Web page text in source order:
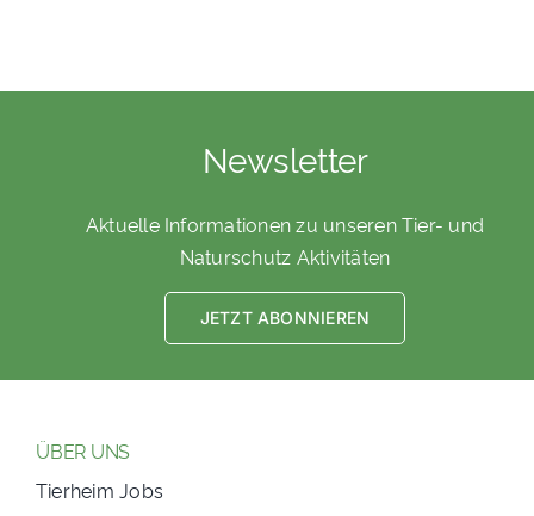
Newsletter
Aktuelle Informationen zu unseren Tier- und
Naturschutz Aktivitäten
JETZT ABONNIEREN
ÜBER UNS
Tierheim Jobs